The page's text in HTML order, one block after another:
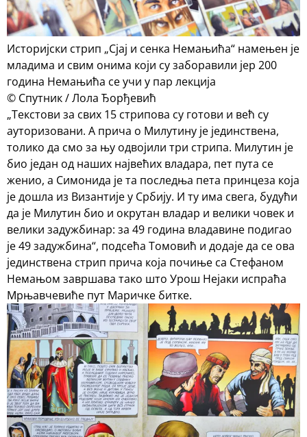
Историјски стрип „Сјај и сенка Немањића“ намењен је
младима и свим онима који су заборавили јер 200
година Немањића се учи у пар лекција
© Спутник / Лола Ђорђевић
„Текстови за свих 15 стрипова су готови и већ су
ауторизовани. А прича о Милутину је јединствена,
толико да смо за њу одвојили три стрипа. Милутин је
био један од наших највећих владара, пет пута се
женио, а Симонида је та последња пета принцеза која
је дошла из Византије у Србију. И ту има свега, будући
да је Милутин био и окрутан владар и велики човек и
велики задужбинар: за 49 година владавине подигао
је 49 задужбина“, подсећа Томовић и додаје да се ова
јединствена стрип прича која почиње са Стефаном
Немањом завршава тако што Урош Нејаки испраћа
Мрњавчевиће пут Маричке битке.